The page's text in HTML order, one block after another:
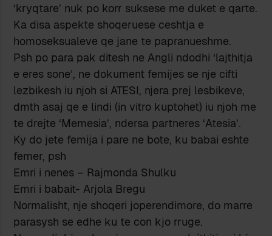
‘kryqtare’ nuk po korr suksese me duket e qarte.
Ka disa aspekte shoqeruese ceshtja e
homoseksualeve qe jane te papranueshme.
Psh po para pak ditesh ne Angli ndodhi ‘lajthitja
e eres sone’, ne dokument femijes se nje cifti
lezbikesh iu njoh si ATESI, njera prej lesbikeve,
dmth asaj qe e lindi (in vitro kuptohet) iu njoh me
te drejte ‘Memesia’, ndersa partneres ‘Atesia’.
Ky do jete femija i pare ne bote, ku babai eshte
femer, psh
Emri i nenes – Rajmonda Shulku
Emri i babait- Arjola Bregu
Normalisht, nje shoqeri joperendimore, do marre
parasysh se edhe ku te con kjo rruge.